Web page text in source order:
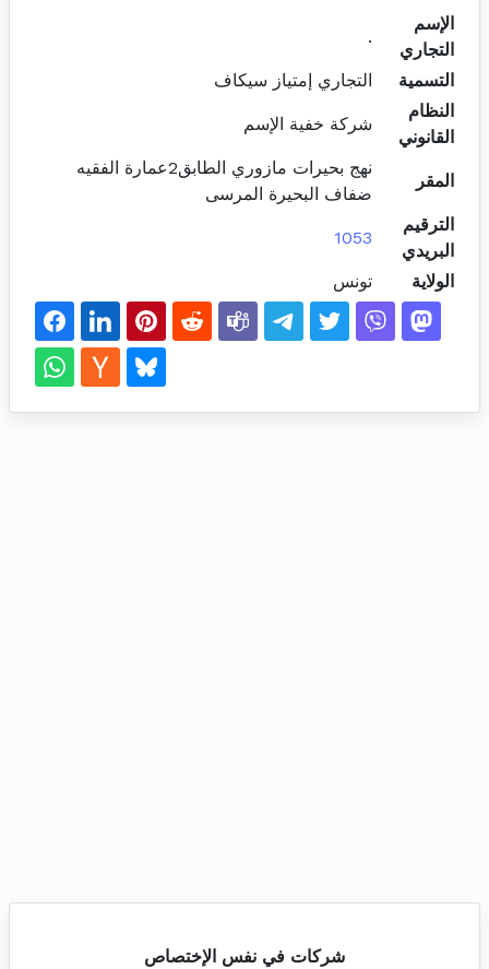
الإسم
التجاري
.
التسمية
التجاري إمتياز سيكاف
النظام
القانوني
شركة خفية الإسم
المقر
نهج بحيرات مازوري الطابق2عمارة الفقيه
ضفاف البحيرة المرسى
الترقيم
البريدي
1053
الولاية تونس
شركات في نفس الإختصاص